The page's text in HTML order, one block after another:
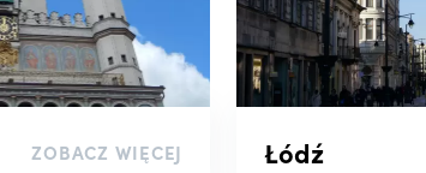
ZOBACZ WIĘCEJ Łódź